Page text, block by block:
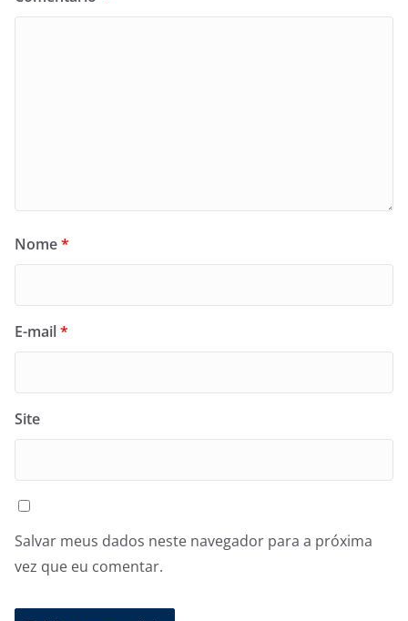
Nome*
E-mail*
Site
Salvar meus dados neste navegador para a próxima
vez que eu comentar.